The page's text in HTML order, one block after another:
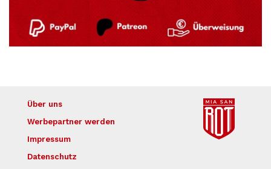
Über uns
Werbepartner werden
Impressum
Datenschutz